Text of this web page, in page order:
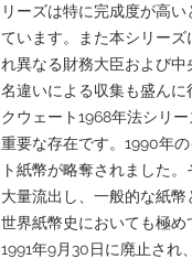
リーズは特に完成度が高
ています。また本シリー
れ異なる財務大臣および
名違いによる収集も盛んに
クウェート1968年法シリ
重要な存在です。1990年
ト紙幣が略奪されました
大量流出し、一般的な紙
世界紙幣史においても極
1991年9月30日に廃止され